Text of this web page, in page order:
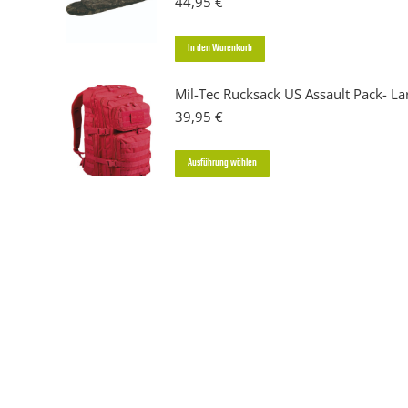
In den Warenkorb
Mil-Tec Rucksack US Assault Pack-
39,95 €
Ausführung wählen